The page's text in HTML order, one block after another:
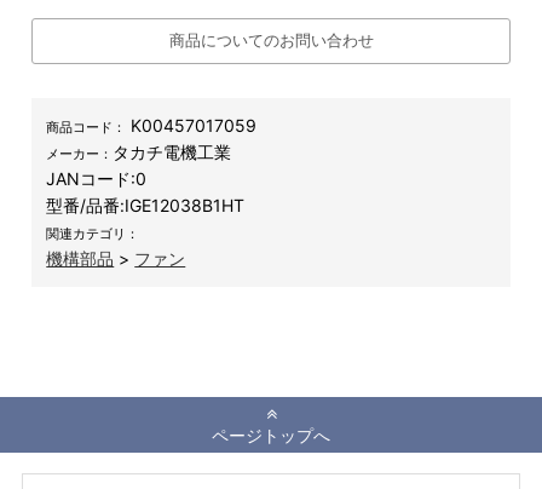
商品についてのお問い合わせ
商品コード： K00457017059
メーカー： タカチ電機工業
JANコード:0
型番/品番:IGE12038B1HT
関連カテゴリ：
機構部品 > ファン
ページトップへ